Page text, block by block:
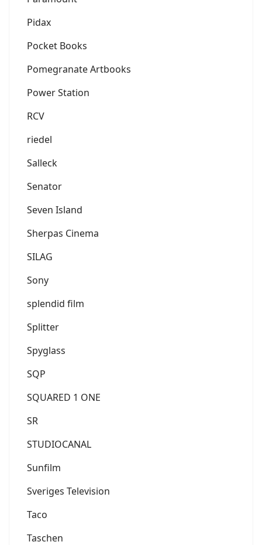
Pidax
Pocket Books
Pomegranate Artbooks
Power Station
RCV
riedel
Salleck
Senator
Seven Island
Sherpas Cinema
SILAG
Sony
splendid film
Splitter
Spyglass
SQP
SQUARED 1 ONE
SR
STUDIOCANAL
Sunfilm
Sveriges Television
Taco
Taschen